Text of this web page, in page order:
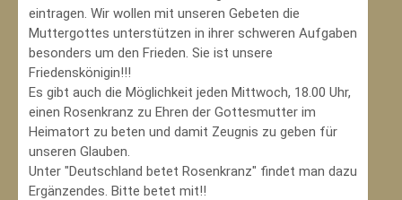
eintragen. Wir wollen mit unseren Gebeten die
Muttergottes unterstützen in ihrer schweren Aufgaben
besonders um den Frieden. Sie ist unsere
Friedenskönigin!!!
Es gibt auch die Möglichkeit jeden Mittwoch, 18.00 Uhr,
einen Rosenkranz zu Ehren der Gottesmutter im
Heimatort zu beten und damit Zeugnis zu geben für
unseren Glauben.
Unter "Deutschland betet Rosenkranz" findet man dazu
Ergänzendes. Bitte betet mit!!